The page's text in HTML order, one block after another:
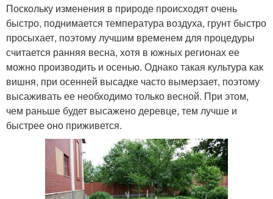
Поскольку изменения в природе происходят очень
быстро, поднимается температура воздуха, грунт быстро
просыхает, поэтому лучшим временем для процедуры
считается ранняя весна, хотя в южных регионах ее
можно производить и осенью. Однако такая культура как
вишня, при осенней высадке часто вымерзает, поэтому
высаживать ее необходимо только весной. При этом,
чем раньше будет высажено деревце, тем лучше и
быстрее оно приживется.